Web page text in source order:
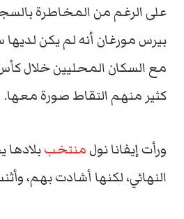
على الرغم من المخاطرة
بيرس مورغان أنه لم يكن
مع السكان المحليين خلال كأس
كثير منهم التقاط صورة معها.
ورأت إيفانا نولمنتخب
النهائي، لكنها أشادت بهم،